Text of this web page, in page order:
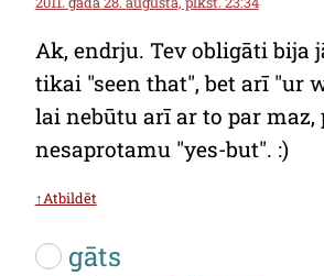
Ak, endrju. Tev obligāti bija
tikai "seen that", bet arī "ur
lai nebūtu arī ar to par maz,
nesaprotamu "yes-but". :)
↑Atbildēt
gāts